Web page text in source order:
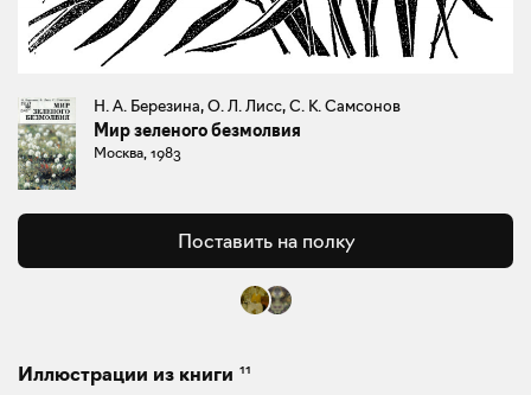
Н. А. Березина, О. Л. Лисс, С. К. Самсонов
Мир зеленого безмолвия
Москва, 1983
Поставить на полку
Иллюстрации из книги 11